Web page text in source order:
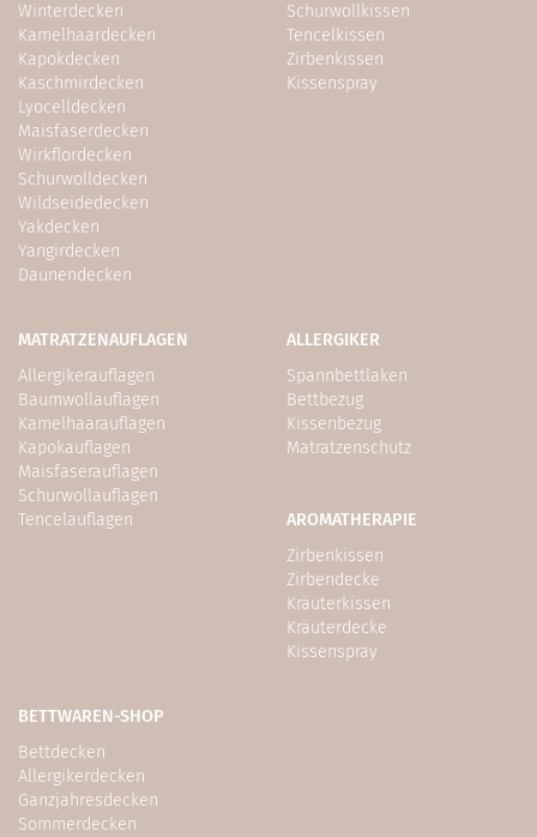
Winterdecken
Kamelhaardecken
Kapokdecken
Kaschmirdecken
Lyocelldecken
Maisfaserdecken
Wirkflordecken
Schurwolldecken
Wildseidedecken
Yakdecken
Yangirdecken
Daunendecken
Schurwollkissen
Tencelkissen
Zirbenkissen
Kissenspray
MATRATZENAUFLAGEN
Allergikerauflagen
Baumwollauflagen
Kamelhaarauflagen
Kapokauflagen
Maisfaserauflagen
Schurwollauflagen
Tencelauflagen
ALLERGIKER
Spannbettlaken
Bettbezug
Kissenbezug
Matratzenschutz
AROMATHERAPIE
Zirbenkissen
Zirbendecke
Kräuterkissen
Kräuterdecke
Kissenspray
BETTWAREN-SHOP
Bettdecken
Allergikerdecken
Ganzjahresdecken
Sommerdecken